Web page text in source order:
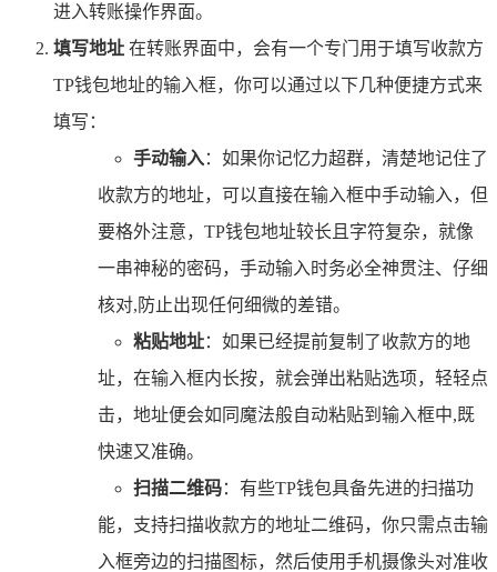
进入转账操作界面。
填写地址 在转账界面中，会有一个专门用于填写收款方
TP钱包地址的输入框，你可以通过以下几种便捷方式来
填写：
手动输入：如果你记忆力超群，清楚地记住了
收款方的地址，可以直接在输入框中手动输入，但
要格外注意，TP钱包地址较长且字符复杂，就像
一串神秘的密码，手动输入时务必全神贯注、仔细
核对,防止出现任何细微的差错。
粘贴地址：如果已经提前复制了收款方的地
址，在输入框内长按，就会弹出粘贴选项，轻轻点
击，地址便会如同魔法般自动粘贴到输入框中,既
快速又准确。
扫描二维码：有些TP钱包具备先进的扫描功
能，支持扫描收款方的地址二维码，你只需点击输
入框旁边的扫描图标，然后使用手机摄像头对准收